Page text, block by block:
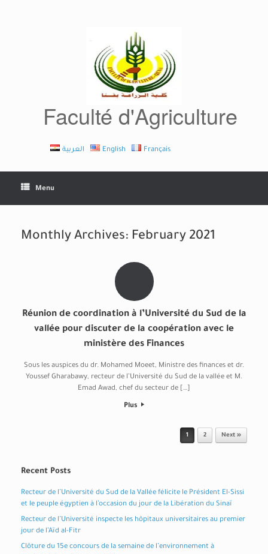
Faculté d'Agriculture
العربية English Français
Menu
Monthly Archives: February 2021
Réunion de coordination à l’Université du Sud de la
vallée pour discuter de la coopération avec le
ministère des Finances
Sous les auspices du dr. Mohamed Moeet, Ministre des finances et dr.
Youssef Gharabawy, recteur de l’Université du Sud de la vallée et M.
Emad Awad, chef du secteur de […]
Plus
1 2 Next »
Recent Posts
Recteur de l’Université du Sud de la Vallée félicite le Président El-Sissi
et le peuple égyptien à l’occasion du jour de la Libération du Sinaï
Recteur de l’Université inspecte les hôpitaux universitaires au premier
jour de l’Aïd al-Fitr
Clôture du 15e concours de la semaine de l’environnement à